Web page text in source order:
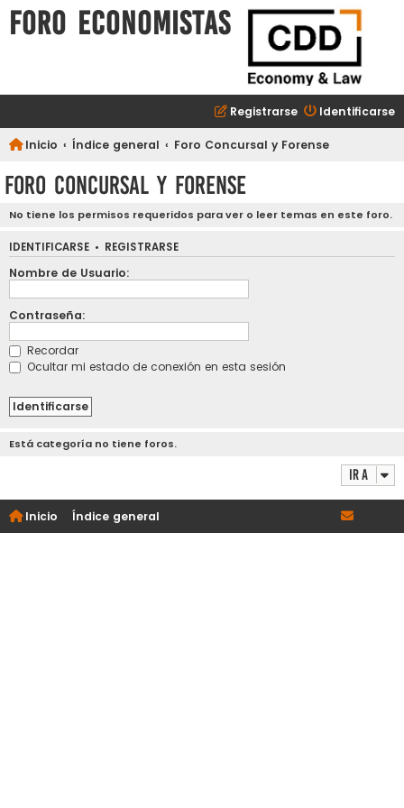
FORO ECONOMISTAS
Identificarse
Registrarse
Inicio Índice general Foro Concursal y Forense
Foro Concursal y Forense
No tiene los permisos requeridos para ver o leer temas en este foro.
IDENTIFICARSE • REGISTRARSE
Nombre de Usuario:
Contraseña:
Recordar
Ocultar mi estado de conexión en esta sesión
Está categoría no tiene foros.
Ir a
Inicio Índice general